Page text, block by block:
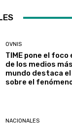
OVNIS
TIME pone el foco
de los medios
mundo destaca
sobre el
NACIONALES